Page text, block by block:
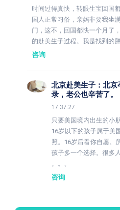
时间过得真快，转眼生宝回国
国人正常习俗，亲妈非要我坐
门，这不，回国都快一个月了
的赴美生子过程。我是找到的
咨询
北京赴美生子：北
录，老公也辛苦了。
17:37:27
只要美国境内出生的小
16岁以下的孩子属于美
照。16岁后看你自愿。
孩子多一个选择。很多
。。。
咨询